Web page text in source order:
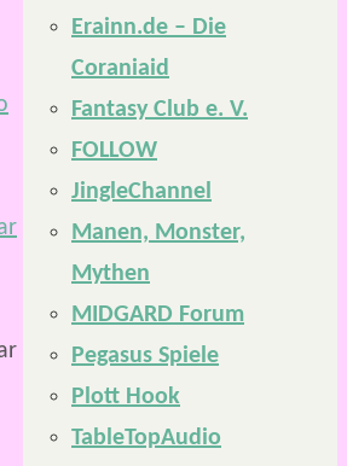
Erainn.de – Die
Coraniaid
Fantasy Club e. V.
FOLLOW
JingleChannel
Manen, Monster,
Mythen
MIDGARD Forum
Pegasus Spiele
Plott Hook
TableTopAudio